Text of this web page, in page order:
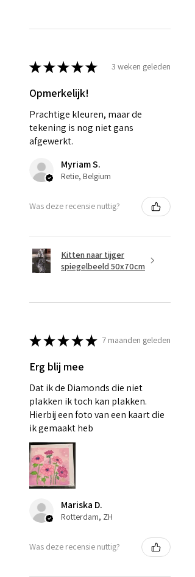
★★★★★ 3 weken geleden
Opmerkelijk!
Prachtige kleuren, maar de
tekening is nog niet gans
afgewerkt.
Myriam S.
Retie, Belgium
Was deze recensie nuttig?
Kitten naar tijger
spiegelbeeld 50x70cm
★★★★★ 7 maanden geleden
Erg blij mee
Dat ik de Diamonds die niet
plakken ik toch kan plakken.
Hierbij een foto van een kaart die
ik gemaakt heb
Mariska D.
Rotterdam, ZH
Was deze recensie nuttig?